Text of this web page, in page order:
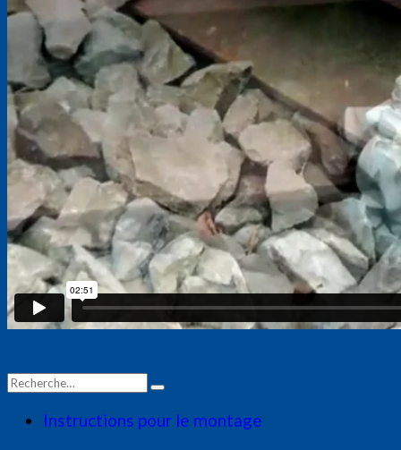
Recherche
pour :
Recherche
Instructions pour le montage